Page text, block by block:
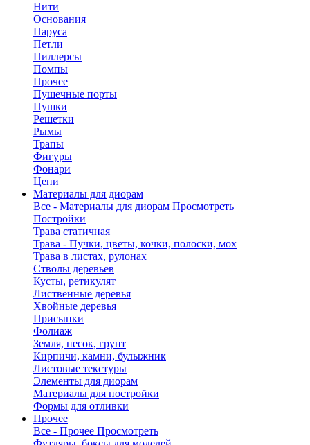
Нити
Основания
Паруса
Петли
Пиллерсы
Помпы
Прочее
Пушечные порты
Пушки
Решетки
Рымы
Трапы
Фигуры
Фонари
Цепи
Материалы для диорам
Все - Материалы для диорам Просмотреть
Постройки
Трава статичная
Трава - Пучки, цветы, кочки, полоски, мох
Трава в листах, рулонах
Стволы деревьев
Кусты, ретикулят
Лиственные деревья
Хвойные деревья
Присыпки
Фолиаж
Земля, песок, грунт
Кирпичи, камни, булыжник
Листовые текстуры
Элементы для диорам
Материалы для постройки
Формы для отливки
Прочее
Все - Прочее Просмотреть